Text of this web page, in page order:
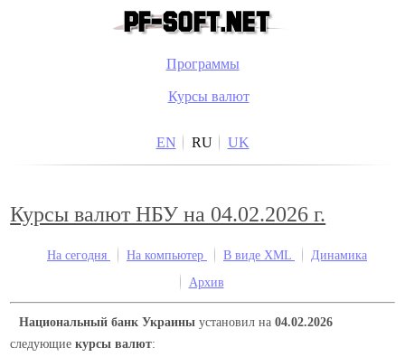
Программы
Курсы валют
EN RU UK
Курсы валют НБУ на 04.02.2026 г.
На сегодня На компьютер В виде XML
Динамика
Архив
Национальный банк Украины установил на04.02.2026
следующиекурсы валют: